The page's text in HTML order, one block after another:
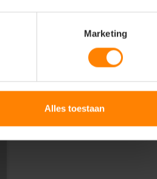
Marketing
Alles toestaan